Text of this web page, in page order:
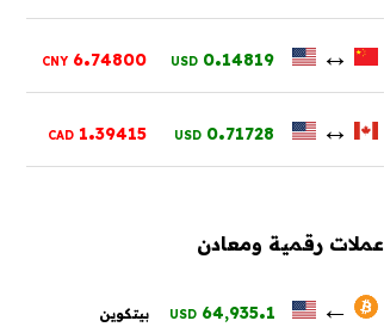
↔
0.14819
USD
6.74800
CNY
↔
0.71728
USD
1.39415
CAD
عملات رقمية ومعادن
←
64,935.1
USD بيتكوين